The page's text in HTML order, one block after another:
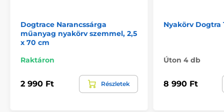
Dogtrace Narancssárga
műanyag nyakörv szemmel, 2,5
x 70 cm
Raktáron
2 990 Ft Részletek
Nyakörv Dogtra
Úton 4 db
8 990 Ft